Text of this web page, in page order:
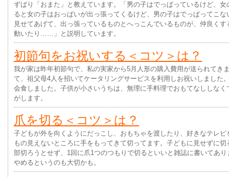
ずばり「おまた」と教えています。「男の子はでっぱっているけど、
ると女の子はおっぱいが出っ張ってくるけど、男の子はでっぱってこ
見せてあげて、出っ張っているものとへっこんでいるものが、仲良く
動いたり……」と説明しています。
初節句をお祝いする＜コツ＞は？
我が家は昨年初節句で、私の実家から5月人形の購入費用が送られてき
て、祖父母4人を招いてケータリングサービスを利用しお祝いしました
会食しました。子供が小さいうちは、無理に手料理でおもてなししな
がします。
爪を切る＜コツ＞は？
子どもが外を向くようにだっこし、おもちゃを渡したり、好きなテレ
もの見えないところに手をもってきて切ってます。子どもに見せずに
部切ろうとせず、1回に爪1つのつもりで切るといいと雑誌に書いてあ
やめるというのも大切かも。